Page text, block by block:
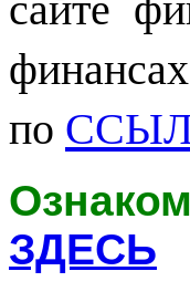
по
ЗДЕСЬ